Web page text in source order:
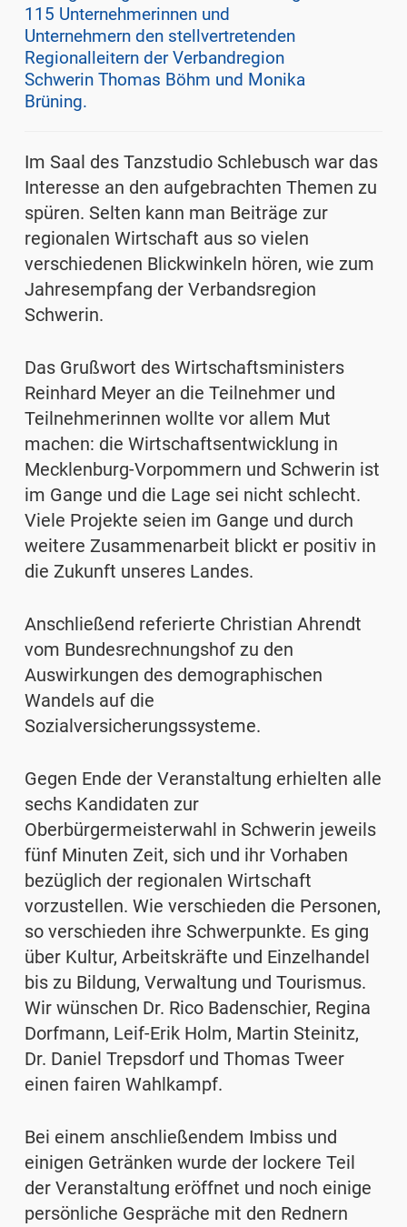
115 Unternehmerinnen und
Unternehmern den stellvertretenden
Regionalleitern der Verbandregion
Schwerin Thomas Böhm und Monika
Brüning.
Im Saal des Tanzstudio Schlebusch war das
Interesse an den aufgebrachten Themen zu
spüren. Selten kann man Beiträge zur
regionalen Wirtschaft aus so vielen
verschiedenen Blickwinkeln hören, wie zum
Jahresempfang der Verbandsregion
Schwerin.
Das Grußwort des Wirtschaftsministers
Reinhard Meyer an die Teilnehmer und
Teilnehmerinnen wollte vor allem Mut
machen: die Wirtschaftsentwicklung in
Mecklenburg-Vorpommern und Schwerin ist
im Gange und die Lage sei nicht schlecht.
Viele Projekte seien im Gange und durch
weitere Zusammenarbeit blickt er positiv in
die Zukunft unseres Landes.
Anschließend referierte Christian Ahrendt
vom Bundesrechnungshof zu den
Auswirkungen des demographischen
Wandels auf die
Sozialversicherungssysteme.
Gegen Ende der Veranstaltung erhielten alle
sechs Kandidaten zur
Oberbürgermeisterwahl in Schwerin jeweils
fünf Minuten Zeit, sich und ihr Vorhaben
bezüglich der regionalen Wirtschaft
vorzustellen. Wie verschieden die Personen,
so verschieden ihre Schwerpunkte. Es ging
über Kultur, Arbeitskräfte und Einzelhandel
bis zu Bildung, Verwaltung und Tourismus.
Wir wünschen Dr. Rico Badenschier, Regina
Dorfmann, Leif-Erik Holm, Martin Steinitz,
Dr. Daniel Trepsdorf und Thomas Tweer
einen fairen Wahlkampf.
Bei einem anschließendem Imbiss und
einigen Getränken wurde der lockere Teil
der Veranstaltung eröffnet und noch einige
persönliche Gespräche mit den Rednern